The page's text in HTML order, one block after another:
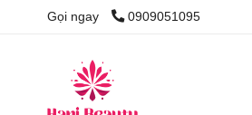
Gọi ngay 0909051095